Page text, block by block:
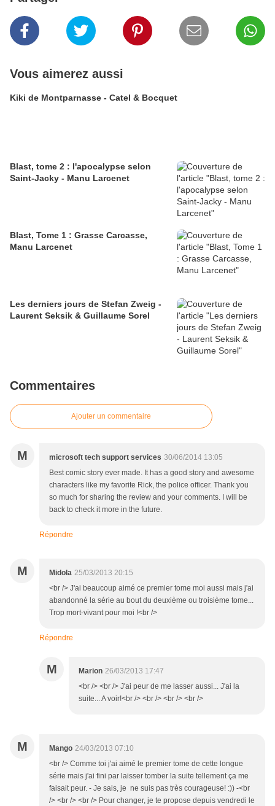
Vous aimerez aussi
Kiki de Montparnasse - Catel & Bocquet
Blast, tome 2 : l'apocalypse selon
Saint-Jacky - Manu Larcenet
Blast, Tome 1 : Grasse Carcasse,
Manu Larcenet
Les derniers jours de Stefan Zweig -
Laurent Seksik & Guillaume Sorel
Commentaires
Ajouter un commentaire
M microsoft tech support services 30/06/2014 13:05
Best comic story ever made. It has a good story and awesome
characters like my favorite Rick, the police officer. Thank you
so much for sharing the review and your comments. I will be
back to check it more in the future.
Répondre
M Midola 25/03/2013 20:15
<br /> J'ai beaucoup aimé ce premier tome moi aussi mais j'ai
abandonné la série au bout du deuxième ou troisième tome...
Trop mort-vivant pour moi !<br />
Répondre
M Marion 26/03/2013 17:47
<br /> <br /> J'ai peur de me lasser aussi... J'ai la
suite... A voir!<br /> <br /> <br /> <br />
M Mango 24/03/2013 07:10
<br /> Comme toi j'ai aimé le premier tome de cette longue
série mais j'ai fini par laisser tomber la suite tellement ça me
faisait peur. - Je sais, je ne suis pas très courageuse! :)) -<br
/> <br /> <br /> Pour changer, je te propose depuis vendredi le